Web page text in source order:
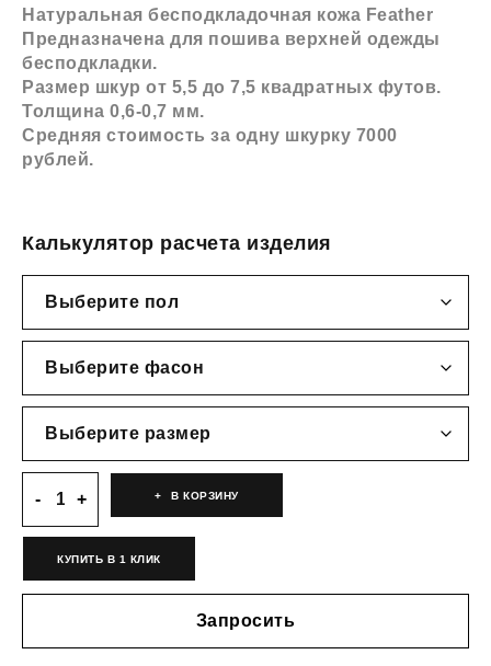
Натуральная бесподкладочная кожа Feather
Предназначена для пошива верхней одежды
бесподкладки.
Размер шкур от 5,5 до 7,5 квадратных футов.
Толщина 0,6-0,7 мм.
Средняя стоимость за одну шкурку 7000
рублей.
Калькулятор расчета изделия
В КОРЗИНУ
КУПИТЬ В 1 КЛИК
Запросить